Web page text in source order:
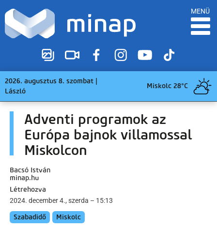
MENÜ
2026. augusztus 8. szombat |
László
Miskolc 28°C
Adventi programok az
Európa bajnok villamossal
Miskolcon
Bacsó István
minap.hu
Létrehozva
2024. december 4., szerda – 15:13
Szabadidő Miskolc